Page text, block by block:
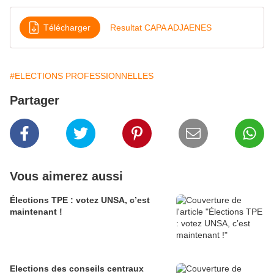
Télécharger Resultat CAPA ADJAENES
#ELECTIONS PROFESSIONNELLES
Partager
Vous aimerez aussi
Élections TPE : votez UNSA, c’est
maintenant !
Elections des conseils centraux